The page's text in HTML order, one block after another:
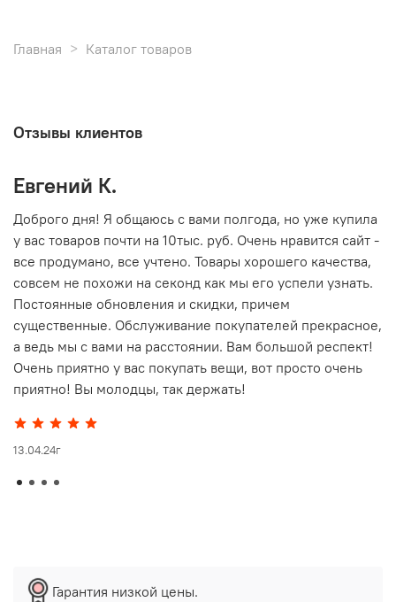
Главная Каталог товаров
Отзывы клиентов
Евгений К.
Доброго дня! Я общаюсь с вами полгода, но уже купила
у вас товаров почти на 10тыс. руб. Очень нравится сайт -
все продумано, все учтено. Товары хорошего качества,
совсем не похожи на секонд как мы его успели узнать.
Постоянные обновления и скидки, причем
существенные. Обслуживание покупателей прекрасное,
а ведь мы с вами на расстоянии. Вам большой респект!
Очень приятно у вас покупать вещи, вот просто очень
приятно! Вы молодцы, так держать!
13.04.24г
Гарантия низкой цены.